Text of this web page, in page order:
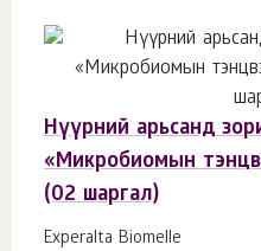
Нүүрний арьсанд
«Микробиомын
(02 шаргал)
Experalta Biomelle